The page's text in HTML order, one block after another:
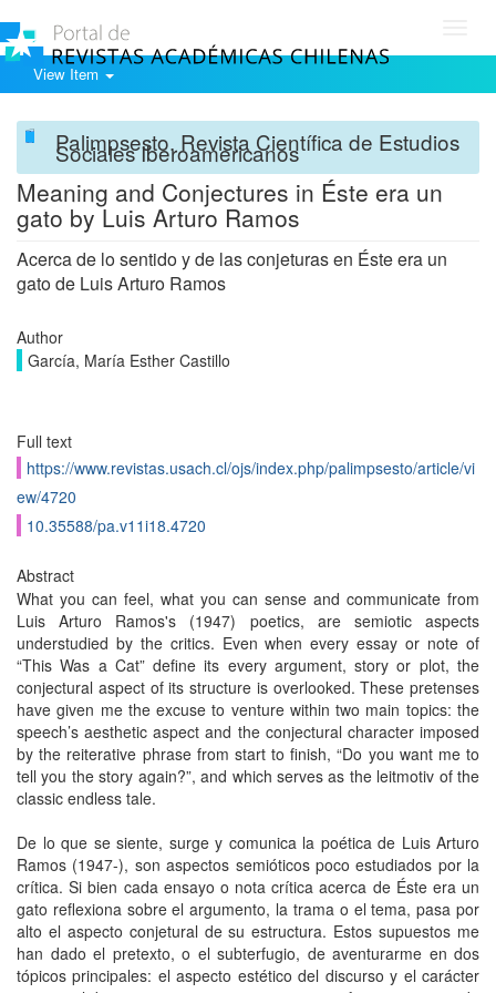
View Item
Palimpsesto. Revista Científica de Estudios
Sociales Iberoamericanos
Meaning and Conjectures in Éste era un
gato by Luis Arturo Ramos
Acerca de lo sentido y de las conjeturas en Éste era un
gato de Luis Arturo Ramos
Author
García, María Esther Castillo
Full text
https://www.revistas.usach.cl/ojs/index.php/palimpsesto/article/vi
ew/4720
10.35588/pa.v11i18.4720
Abstract
What you can feel, what you can sense and communicate from
Luis Arturo Ramos's (1947) poetics, are semiotic aspects
understudied by the critics. Even when every essay or note of
“This Was a Cat” define its every argument, story or plot, the
conjectural aspect of its structure is overlooked. These pretenses
have given me the excuse to venture within two main topics: the
speech’s aesthetic aspect and the conjectural character imposed
by the reiterative phrase from start to finish, “Do you want me to
tell you the story again?”, and which serves as the leitmotiv of the
classic endless tale.
De lo que se siente, surge y comunica la poética de Luis Arturo
Ramos (1947-), son aspectos semióticos poco estudiados por la
crítica. Si bien cada ensayo o nota crítica acerca de Éste era un
gato reflexiona sobre el argumento, la trama o el tema, pasa por
alto el aspecto conjetural de su estructura. Estos supuestos me
han dado el pretexto, o el subterfugio, de aventurarme en dos
tópicos principales: el aspecto estético del discurso y el carácter